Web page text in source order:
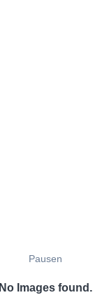
Pausen
No Images found.